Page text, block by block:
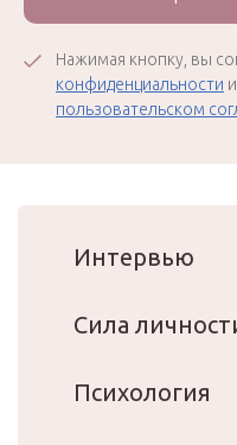
Нажимая кнопку, вы
конфиденциальности
пользовательском
Интервью
Сила
Психология